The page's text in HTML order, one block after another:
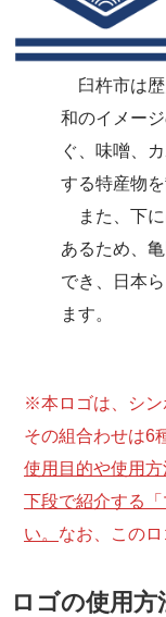
臼杵市は歴
和のイメー
ぐ、味噌、
する特産物
また、下に
あるため、
でき、日本
ます。
※本ロゴは、シン
その組合わせは6
使用目的や使用方
下段で紹介する
い。 なお、この
ロゴの使用方